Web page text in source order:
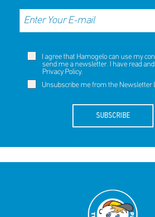
I agree that Hamogelo can use my
send me a newsletter. I have read
Privacy Policy.
Unsubscribe me from the Newsletter
SUBSCRIBE